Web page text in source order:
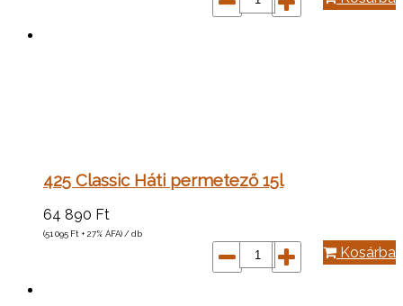
425 Classic Háti permetező 15l
64 890 Ft
(51 095 Ft + 27% ÁFA) / db
Kosárba